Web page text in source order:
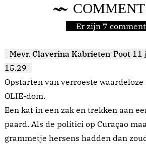
Er zijn 7
Mevr. Claverina Kabrieten-Poot 11
15.29
Opstarten van verroeste
OLIE-dom.
Een kat in een zak en trekken aan
paard. Als de politici op Curaçao
grammetje hersens hadden dan